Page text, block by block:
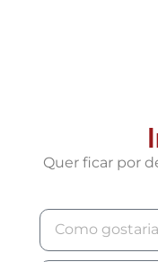
Quer ficar por